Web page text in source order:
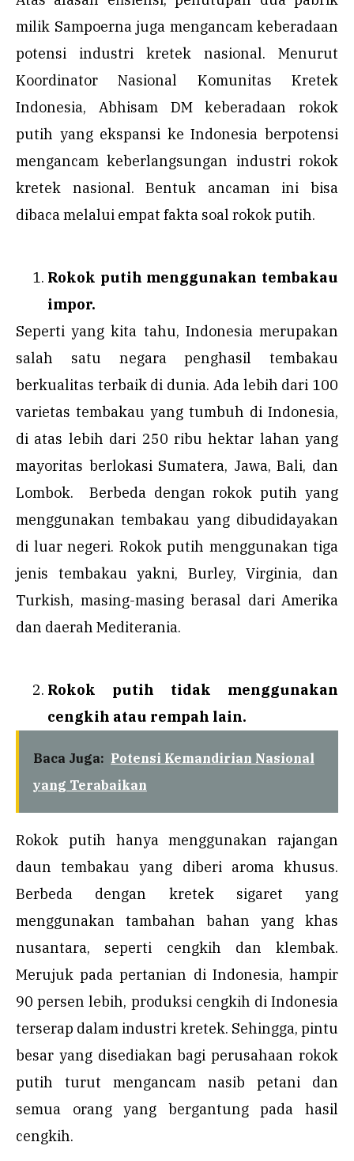
milik Sampoerna juga mengancam keberadaan
potensi industri kretek nasional. Menurut
Koordinator Nasional Komunitas Kretek
Indonesia, Abhisam DM keberadaan rokok
putih yang ekspansi ke Indonesia berpotensi
mengancam keberlangsungan industri rokok
kretek nasional. Bentuk ancaman ini bisa
dibaca melalui empat fakta soal rokok putih.
Rokok putih menggunakan tembakau
impor.
Seperti yang kita tahu, Indonesia merupakan
salah satu negara penghasil tembakau
berkualitas terbaik di dunia. Ada lebih dari 100
varietas tembakau yang tumbuh di Indonesia,
di atas lebih dari 250 ribu hektar lahan yang
mayoritas berlokasi Sumatera, Jawa, Bali, dan
Lombok. Berbeda dengan rokok putih yang
menggunakan tembakau yang dibudidayakan
di luar negeri. Rokok putih menggunakan tiga
jenis tembakau yakni, Burley, Virginia, dan
Turkish, masing-masing berasal dari Amerika
dan daerah Mediterania.
Rokok putih tidak menggunakan
cengkih atau rempah lain.
Baca Juga: Potensi Kemandirian Nasional
yang Terabaikan
Rokok putih hanya menggunakan rajangan
daun tembakau yang diberi aroma khusus.
Berbeda dengan kretek sigaret yang
menggunakan tambahan bahan yang khas
nusantara, seperti cengkih dan klembak.
Merujuk pada pertanian di Indonesia, hampir
90 persen lebih, produksi cengkih di Indonesia
terserap dalam industri kretek. Sehingga, pintu
besar yang disediakan bagi perusahaan rokok
putih turut mengancam nasib petani dan
semua orang yang bergantung pada hasil
cengkih.